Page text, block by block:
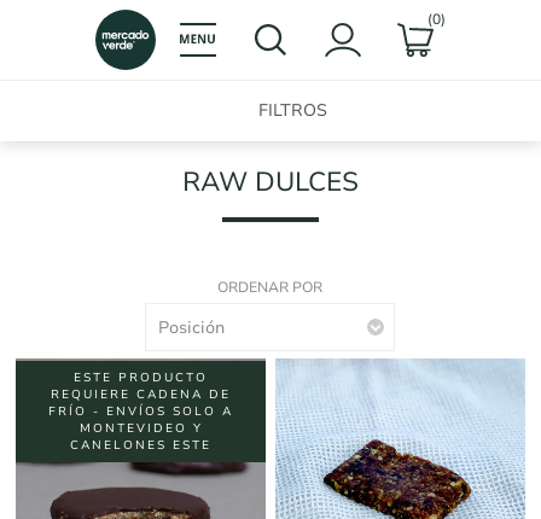
(0)
FILTROS
RAW DULCES
ORDENAR POR
ESTE PRODUCTO
REQUIERE CADENA DE
FRÍO - ENVÍOS SOLO A
MONTEVIDEO Y
CANELONES ESTE